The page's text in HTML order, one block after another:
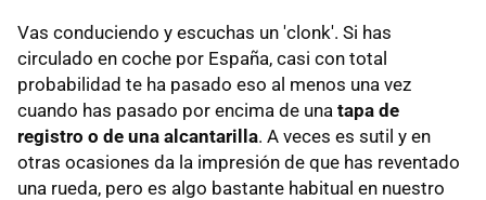
Vas conduciendo y escuchas un 'clonk'. Si has
circulado en coche por España, casi con total
probabilidad te ha pasado eso al menos una vez
cuando has pasado por encima de una tapa de
registro o de una alcantarilla. A veces es sutil y en
otras ocasiones da la impresión de que has reventado
una rueda, pero es algo bastante habitual en nuestro